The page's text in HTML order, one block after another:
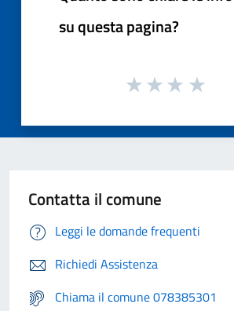
su questa pagina?
Contatta il comune
Leggi le domande frequenti
Richiedi Assistenza
Chiama il comune 078385301